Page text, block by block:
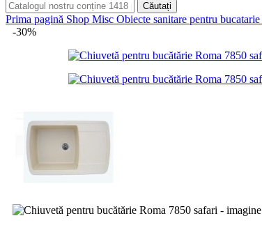
Căutați
Prima pagină Shop Misc Obiecte sanitare pentru bucatarie
-30%